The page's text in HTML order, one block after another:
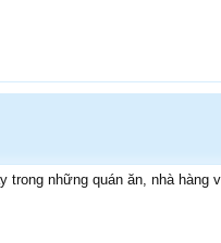
trong những quán ăn, nhà